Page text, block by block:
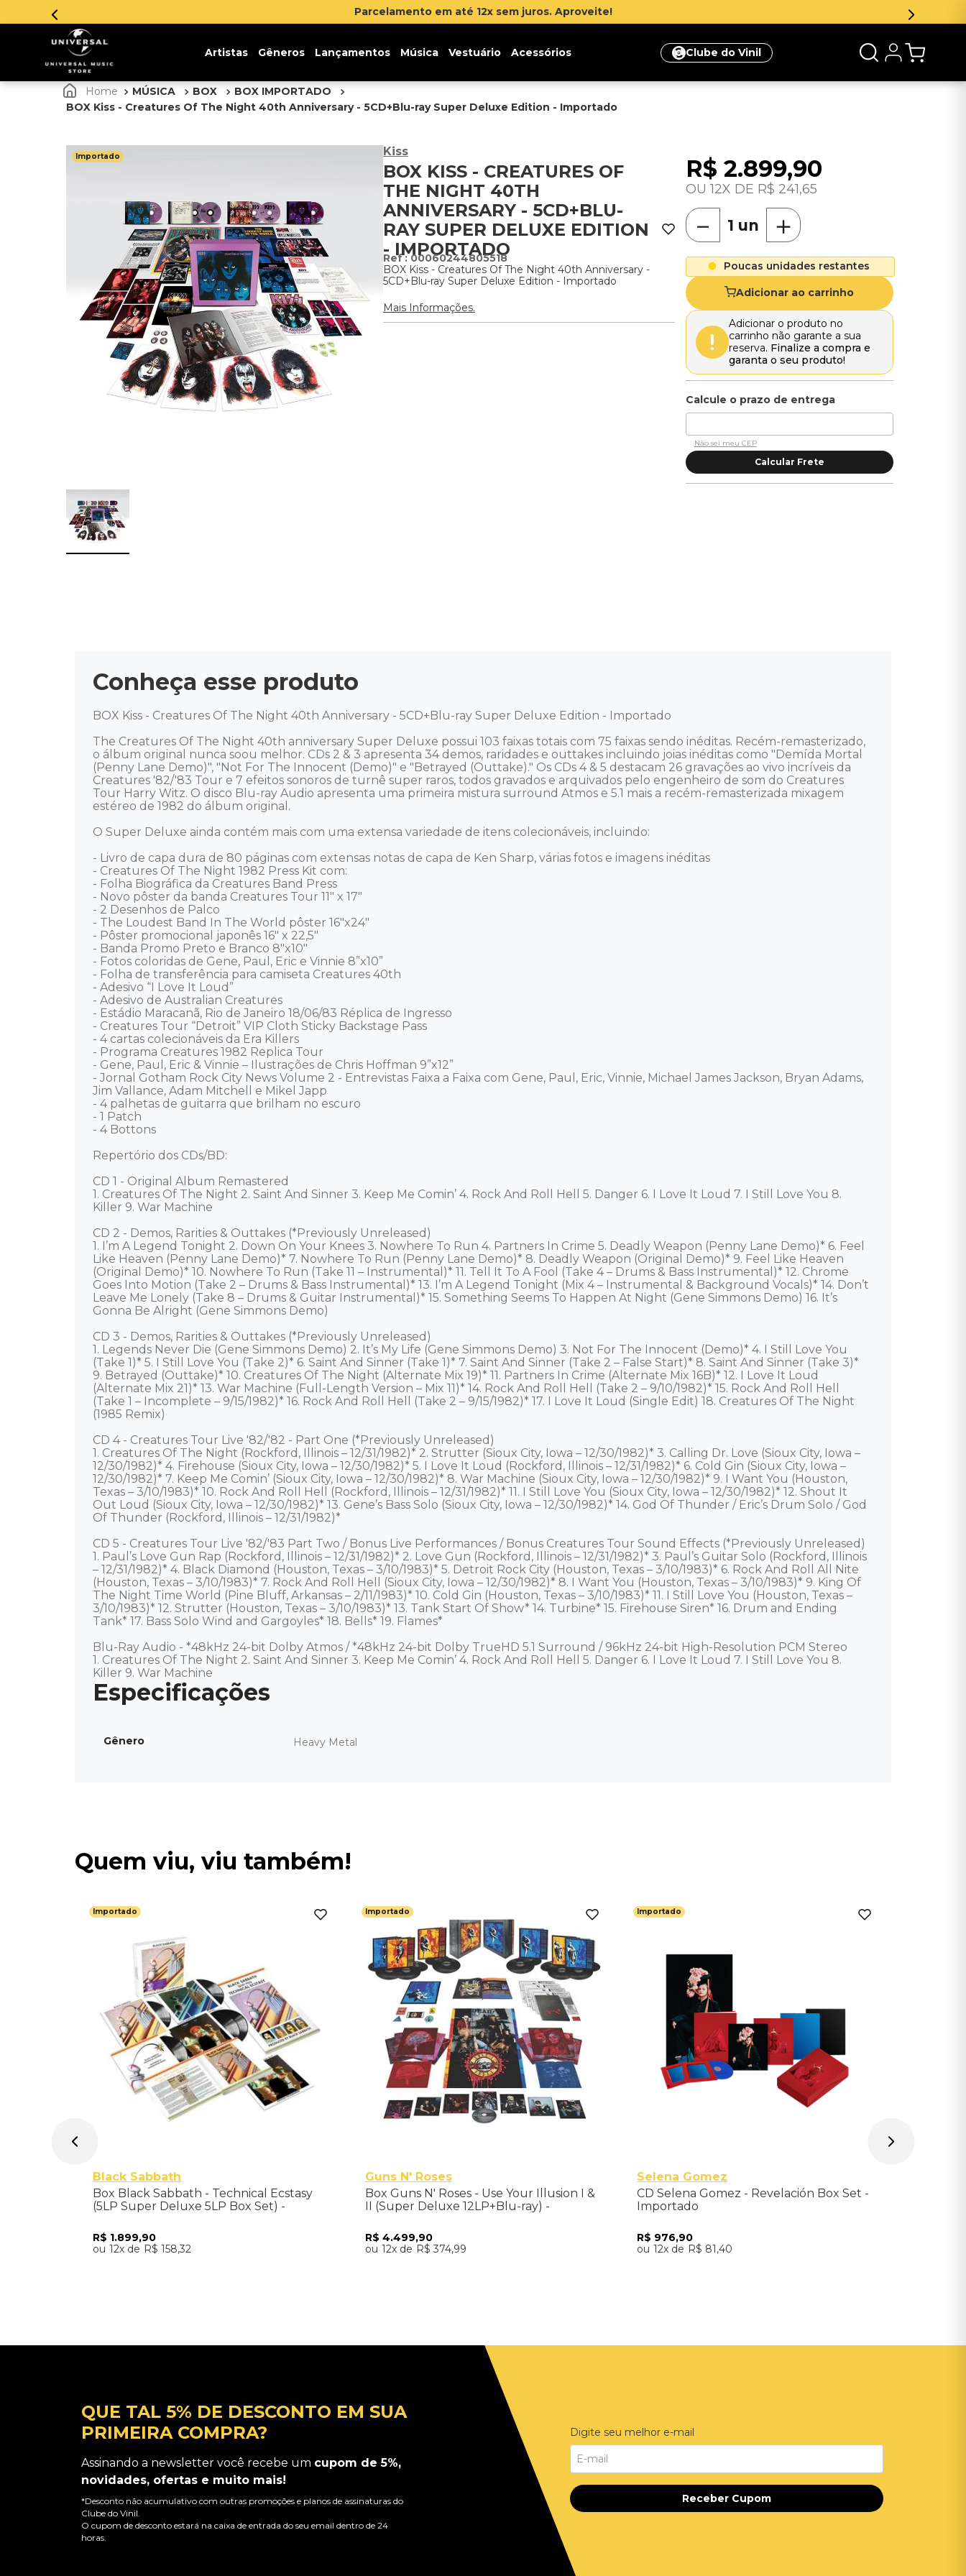
Inscreva-se na newsletter e ganhe 5% de desconto na sua primeira compra
Artistas Gêneros Lançamentos Música Vestuário Acessórios Clube do Vinil
MÚSICA BOX
BOX IMPORTADO
BOX Kiss - Creatures Of The Night 40th Anniversary - 5CD+Blu-ray Super Deluxe Edition - Importado
Importado Kiss
BOX KISS - CREATURES OF
THE NIGHT 40TH
ANNIVERSARY - 5CD+BLU-
RAY SUPER DELUXE EDITION
- IMPORTADO
:00060244805518
BOX Kiss - Creatures Of The Night 40th Anniversary -
5CD+Blu-ray Super Deluxe Edition - Importado
Mais Informações.
R$ 2.899,90
12 R$ 241,65
＋
－
Poucas unidades restantes
Adicionar ao carrinho
Adicionar o produto no
carrinho não garante a sua
reserva. Finalize a compra e
garanta o seu produto!
Não sei meu CEP
Conheça esse produto
BOX Kiss - Creatures Of The Night 40th Anniversary - 5CD+Blu-ray Super Deluxe Edition - Importado
The Creatures Of The Night 40th anniversary Super Deluxe possui 103 faixas totais com 75 faixas sendo inéditas. Recém-remasterizado,
o álbum original nunca soou melhor. CDs 2 & 3 apresenta 34 demos, raridades e outtakes incluindo joias inéditas como "Demída Mortal
(Penny Lane Demo)", "Not For The Innocent (Demo)" e "Betrayed (Outtake)." Os CDs 4 & 5 destacam 26 gravações ao vivo incríveis da
Creatures '82/'83 Tour e 7 efeitos sonoros de turnê super raros, todos gravados e arquivados pelo engenheiro de som do Creatures
Tour Harry Witz. O disco Blu-ray Audio apresenta uma primeira mistura surround Atmos e 5.1 mais a recém-remasterizada mixagem
estéreo de 1982 do álbum original.
O Super Deluxe ainda contém mais com uma extensa variedade de itens colecionáveis, incluindo:
- Livro de capa dura de 80 páginas com extensas notas de capa de Ken Sharp, várias fotos e imagens inéditas
- Creatures Of The Night 1982 Press Kit com:
- Folha Biográfica da Creatures Band Press
- Novo pôster da banda Creatures Tour 11" x 17"
- 2 Desenhos de Palco
- The Loudest Band In The World pôster 16"x24"
- Pôster promocional japonês 16" x 22,5"
- Banda Promo Preto e Branco 8"x10"
- Fotos coloridas de Gene, Paul, Eric e Vinnie 8”x10”
- Folha de transferência para camiseta Creatures 40th
- Adesivo “I Love It Loud”
- Adesivo de Australian Creatures
- Estádio Maracanã, Rio de Janeiro 18/06/83 Réplica de Ingresso
- Creatures Tour “Detroit” VIP Cloth Sticky Backstage Pass
- 4 cartas colecionáveis da Era Killers
- Programa Creatures 1982 Replica Tour
- Gene, Paul, Eric & Vinnie – Ilustrações de Chris Hoffman 9”x12”
- Jornal Gotham Rock City News Volume 2 - Entrevistas Faixa a Faixa com Gene, Paul, Eric, Vinnie, Michael James Jackson, Bryan Adams,
Jim Vallance, Adam Mitchell e Mikel Japp
- 4 palhetas de guitarra que brilham no escuro
- 1 Patch
- 4 Bottons
Repertório dos CDs/BD:
CD 1 - Original Album Remastered
1. Creatures Of The Night 2. Saint And Sinner 3. Keep Me Comin’ 4. Rock And Roll Hell 5. Danger 6. I Love It Loud 7. I Still Love You 8.
Killer 9. War Machine
CD 2 - Demos, Rarities & Outtakes (*Previously Unreleased)
1. I’m A Legend Tonight 2. Down On Your Knees 3. Nowhere To Run 4. Partners In Crime 5. Deadly Weapon (Penny Lane Demo)* 6. Feel
Like Heaven (Penny Lane Demo)* 7. Nowhere To Run (Penny Lane Demo)* 8. Deadly Weapon (Original Demo)* 9. Feel Like Heaven
(Original Demo)* 10. Nowhere To Run (Take 11 – Instrumental)* 11. Tell It To A Fool (Take 4 – Drums & Bass Instrumental)* 12. Chrome
Goes Into Motion (Take 2 – Drums & Bass Instrumental)* 13. I’m A Legend Tonight (Mix 4 – Instrumental & Background Vocals)* 14. Don’t
Leave Me Lonely (Take 8 – Drums & Guitar Instrumental)* 15. Something Seems To Happen At Night (Gene Simmons Demo) 16. It’s
Gonna Be Alright (Gene Simmons Demo)
CD 3 - Demos, Rarities & Outtakes (*Previously Unreleased)
1. Legends Never Die (Gene Simmons Demo) 2. It’s My Life (Gene Simmons Demo) 3. Not For The Innocent (Demo)* 4. I Still Love You
(Take 1)* 5. I Still Love You (Take 2)* 6. Saint And Sinner (Take 1)* 7. Saint And Sinner (Take 2 – False Start)* 8. Saint And Sinner (Take 3)*
9. Betrayed (Outtake)* 10. Creatures Of The Night (Alternate Mix 19)* 11. Partners In Crime (Alternate Mix 16B)* 12. I Love It Loud
(Alternate Mix 21)* 13. War Machine (Full-Length Version – Mix 11)* 14. Rock And Roll Hell (Take 2 – 9/10/1982)* 15. Rock And Roll Hell
(Take 1 – Incomplete – 9/15/1982)* 16. Rock And Roll Hell (Take 2 – 9/15/1982)* 17. I Love It Loud (Single Edit) 18. Creatures Of The Night
(1985 Remix)
CD 4 - Creatures Tour Live '82/'82 - Part One (*Previously Unreleased)
1. Creatures Of The Night (Rockford, Illinois – 12/31/1982)* 2. Strutter (Sioux City, Iowa – 12/30/1982)* 3. Calling Dr. Love (Sioux City, Iowa –
12/30/1982)* 4. Firehouse (Sioux City, Iowa – 12/30/1982)* 5. I Love It Loud (Rockford, Illinois – 12/31/1982)* 6. Cold Gin (Sioux City, Iowa –
12/30/1982)* 7. Keep Me Comin’ (Sioux City, Iowa – 12/30/1982)* 8. War Machine (Sioux City, Iowa – 12/30/1982)* 9. I Want You (Houston,
Texas – 3/10/1983)* 10. Rock And Roll Hell (Rockford, Illinois – 12/31/1982)* 11. I Still Love You (Sioux City, Iowa – 12/30/1982)* 12. Shout It
Out Loud (Sioux City, Iowa – 12/30/1982)* 13. Gene’s Bass Solo (Sioux City, Iowa – 12/30/1982)* 14. God Of Thunder / Eric’s Drum Solo / God
Of Thunder (Rockford, Illinois – 12/31/1982)*
CD 5 - Creatures Tour Live '82/'83 Part Two / Bonus Live Performances / Bonus Creatures Tour Sound Effects (*Previously Unreleased)
1. Paul’s Love Gun Rap (Rockford, Illinois – 12/31/1982)* 2. Love Gun (Rockford, Illinois – 12/31/1982)* 3. Paul’s Guitar Solo (Rockford, Illinois
– 12/31/1982)* 4. Black Diamond (Houston, Texas – 3/10/1983)* 5. Detroit Rock City (Houston, Texas – 3/10/1983)* 6. Rock And Roll All Nite
(Houston, Texas – 3/10/1983)* 7. Rock And Roll Hell (Sioux City, Iowa – 12/30/1982)* 8. I Want You (Houston, Texas – 3/10/1983)* 9. King Of
The Night Time World (Pine Bluff, Arkansas – 2/11/1983)* 10. Cold Gin (Houston, Texas – 3/10/1983)* 11. I Still Love You (Houston, Texas –
3/10/1983)* 12. Strutter (Houston, Texas – 3/10/1983)* 13. Tank Start Of Show* 14. Turbine* 15. Firehouse Siren* 16. Drum and Ending
Tank* 17. Bass Solo Wind and Gargoyles* 18. Bells* 19. Flames*
Blu-Ray Audio - *48kHz 24-bit Dolby Atmos / *48kHz 24-bit Dolby TrueHD 5.1 Surround / 96kHz 24-bit High-Resolution PCM Stereo
1. Creatures Of The Night 2. Saint And Sinner 3. Keep Me Comin’ 4. Rock And Roll Hell 5. Danger 6. I Love It Loud 7. I Still Love You 8.
Killer 9. War Machine
Gênero Heavy Metal
Quem viu, viu também!
Importado
Black Sabbath
Box Black Sabbath - Technical Ecstasy
(5LP Super Deluxe 5LP Box Set) -
R$ 1.899,90
12
R$ 158,32
Importado
Guns N' Roses
Box Guns N' Roses - Use Your Illusion I &
II (Super Deluxe 12LP+Blu-ray) -
R$ 4.499,90
12
R$ 374,99
Importado
Selena Gomez
CD Selena Gomez - Revelación Box Set -
Importado
R$ 976,90
12
R$ 81 ,40
QUE TAL 5% DE DESCONTO EM SUA
PRIMEIRA COMPRA?
Assinando a newsletter você recebe um cupom de 5%,
novidades, ofertas e muito mais!
*Desconto não acumulativo com outras promoções e planos de assinaturas do
Clube do Vinil.
O cupom de desconto estará na caixa de entrada do seu email dentro de 24
horas.
Digite seu melhor e-mail
Receber Cupom